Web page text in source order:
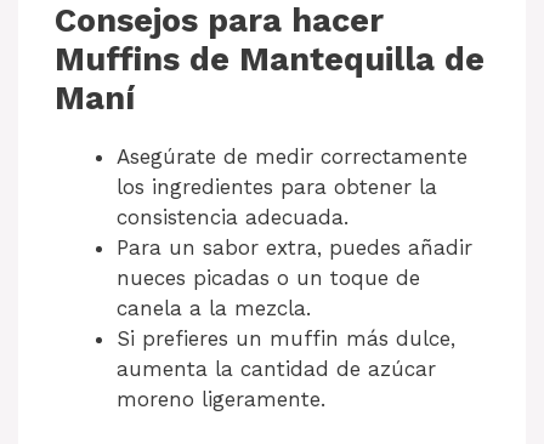
Consejos para hacer
Muffins de Mantequilla de
Maní
Asegúrate de medir correctamente
los ingredientes para obtener la
consistencia adecuada.
Para un sabor extra, puedes añadir
nueces picadas o un toque de
canela a la mezcla.
Si prefieres un muffin más dulce,
aumenta la cantidad de azúcar
moreno ligeramente.